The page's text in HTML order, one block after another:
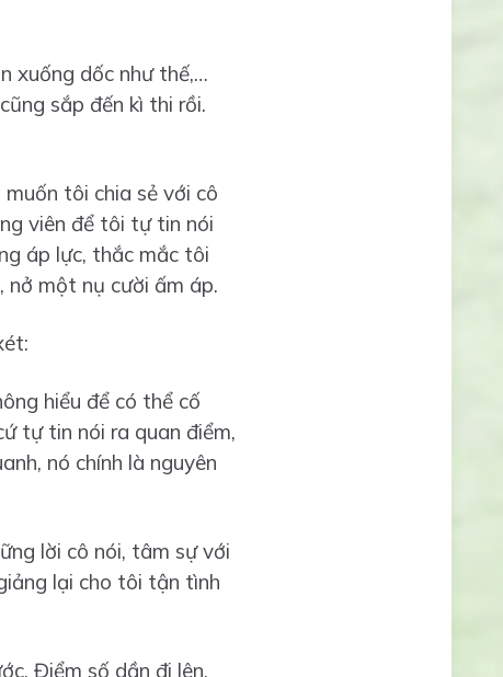
xuống dốc như thế,…
sắp đến kì thi rồi.
tôi chia sẻ với cô
viên để tôi tự tin nói
áp lực, thắc mắc tôi
nở một nụ cười ấm áp.
hiểu để có thể cố
tự tin nói ra quan điểm,
nó chính là nguyên
lời cô nói, tâm sự với
lại cho tôi tận tình
Điểm số dần đi lên.